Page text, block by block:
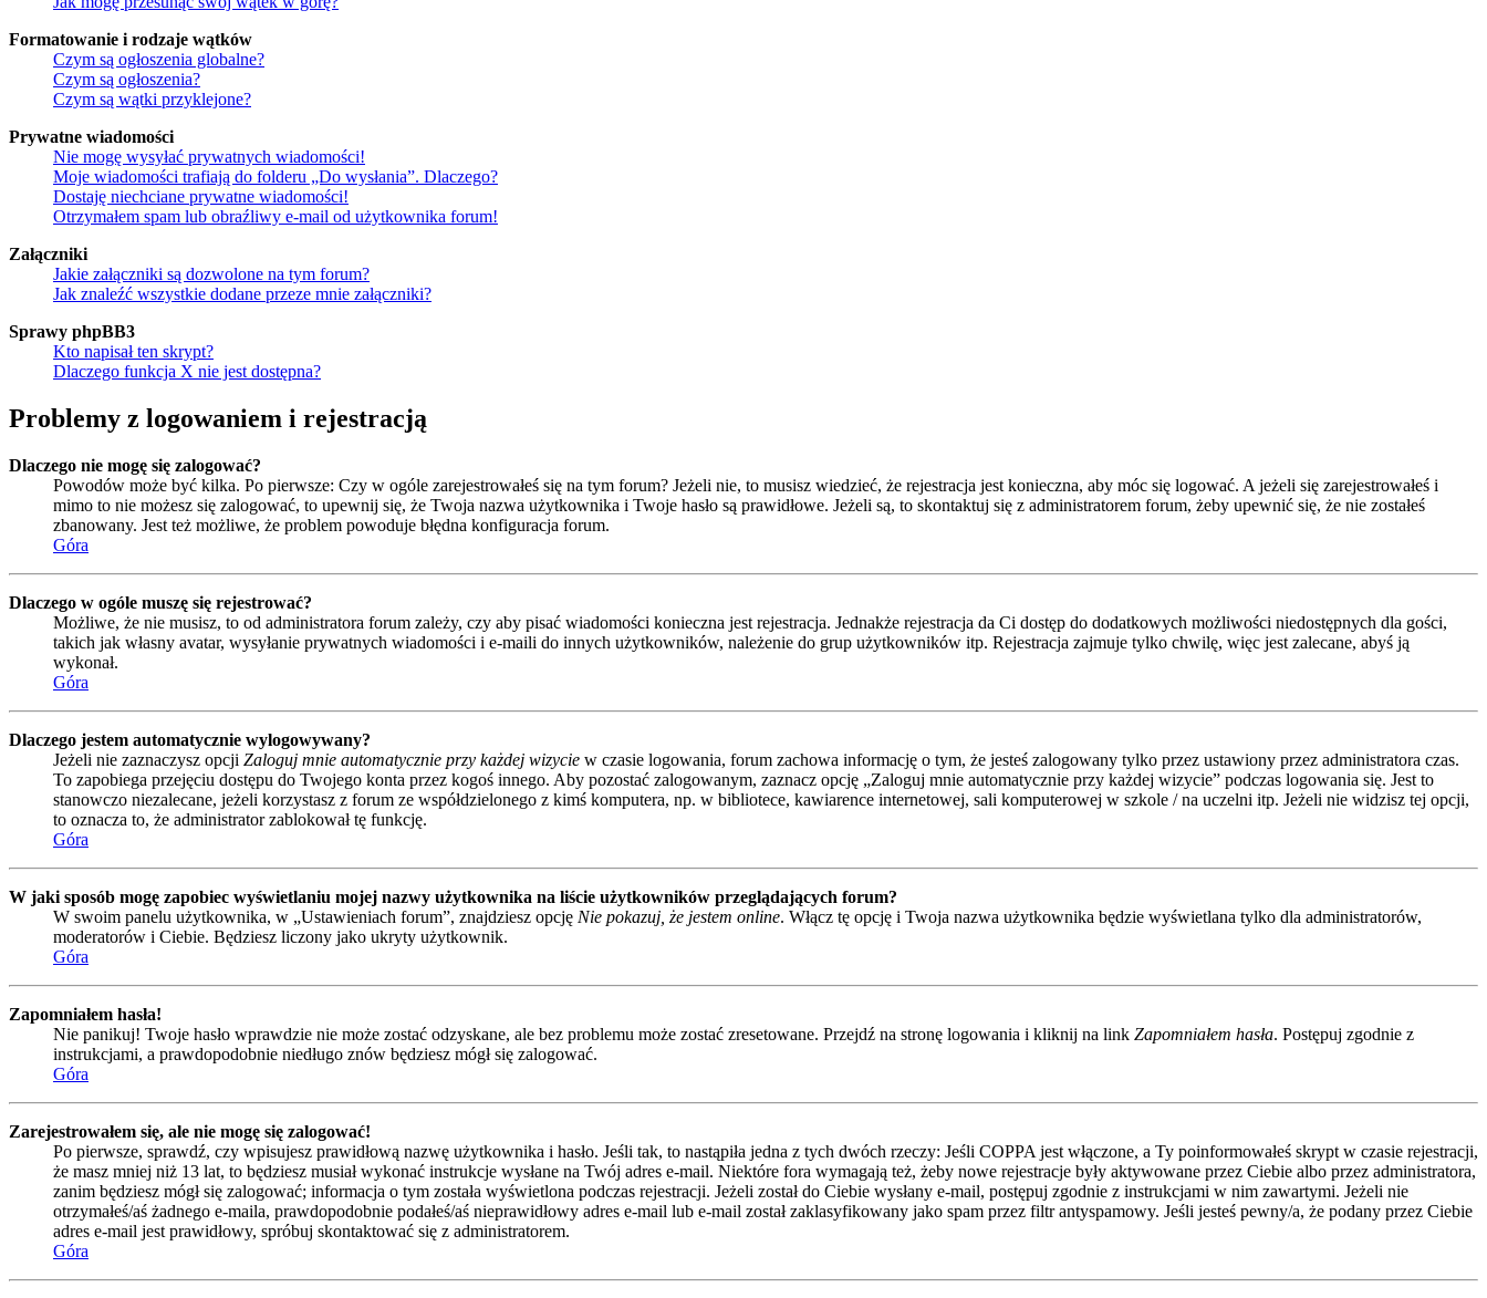
Formatowanie i rodzaje wątków
Czym są ogłoszenia globalne?
Czym są ogłoszenia?
Czym są wątki przyklejone?
Prywatne wiadomości
Nie mogę wysyłać prywatnych wiadomości!
Moje wiadomości trafiają do folderu „Do wysłania”. Dlaczego?
Dostaję niechciane prywatne wiadomości!
Otrzymałem spam lub obraźliwy e-mail od użytkownika forum!
Załączniki
Jakie załączniki są dozwolone na tym forum?
Jak znaleźć wszystkie dodane przeze mnie załączniki?
Sprawy phpBB3
Kto napisał ten skrypt?
Dlaczego funkcja X nie jest dostępna?
Problemy z logowaniem i rejestracją
Dlaczego nie mogę się zalogować?
Powodów może być kilka. Po pierwsze: Czy w ogóle zarejestrowałeś się na tym forum? Jeżeli nie, to musisz wiedzieć, że rejestracja jest konieczna, aby móc się logować. A jeżeli się zarejestrowałeś i
mimo to nie możesz się zalogować, to upewnij się, że Twoja nazwa użytkownika i Twoje hasło są prawidłowe. Jeżeli są, to skontaktuj się z administratorem forum, żeby upewnić się, że nie zostałeś
zbanowany. Jest też możliwe, że problem powoduje błędna konfiguracja forum.
Góra
Dlaczego w ogóle muszę się rejestrować?
Możliwe, że nie musisz, to od administratora forum zależy, czy aby pisać wiadomości konieczna jest rejestracja. Jednakże rejestracja da Ci dostęp do dodatkowych możliwości niedostępnych dla gości,
takich jak własny avatar, wysyłanie prywatnych wiadomości i e-maili do innych użytkowników, należenie do grup użytkowników itp. Rejestracja zajmuje tylko chwilę, więc jest zalecane, abyś ją
wykonał.
Góra
Dlaczego jestem automatycznie wylogowywany?
Jeżeli nie zaznaczysz opcji Zaloguj mnie automatycznie przy każdej wizycie w czasie logowania, forum zachowa informację o tym, że jesteś zalogowany tylko przez ustawiony przez administratora czas.
To zapobiega przejęciu dostępu do Twojego konta przez kogoś innego. Aby pozostać zalogowanym, zaznacz opcję „Zaloguj mnie automatycznie przy każdej wizycie” podczas logowania się. Jest to
stanowczo niezalecane, jeżeli korzystasz z forum ze współdzielonego z kimś komputera, np. w bibliotece, kawiarence internetowej, sali komputerowej w szkole / na uczelni itp. Jeżeli nie widzisz tej opcji,
to oznacza to, że administrator zablokował tę funkcję.
Góra
W jaki sposób mogę zapobiec wyświetlaniu mojej nazwy użytkownika na liście użytkowników przeglądających forum?
W swoim panelu użytkownika, w „Ustawieniach forum”, znajdziesz opcję Nie pokazuj, że jestem online. Włącz tę opcję i Twoja nazwa użytkownika będzie wyświetlana tylko dla administratorów,
moderatorów i Ciebie. Będziesz liczony jako ukryty użytkownik.
Góra
Zapomniałem hasła!
Nie panikuj! Twoje hasło wprawdzie nie może zostać odzyskane, ale bez problemu może zostać zresetowane. Przejdź na stronę logowania i kliknij na link Zapomniałem hasła. Postępuj zgodnie z
instrukcjami, a prawdopodobnie niedługo znów będziesz mógł się zalogować.
Góra
Zarejestrowałem się, ale nie mogę się zalogować!
Po pierwsze, sprawdź, czy wpisujesz prawidłową nazwę użytkownika i hasło. Jeśli tak, to nastąpiła jedna z tych dwóch rzeczy: Jeśli COPPA jest włączone, a Ty poinformowałeś skrypt w czasie rejestracji,
że masz mniej niż 13 lat, to będziesz musiał wykonać instrukcje wysłane na Twój adres e-mail. Niektóre fora wymagają też, żeby nowe rejestracje były aktywowane przez Ciebie albo przez administratora,
zanim będziesz mógł się zalogować; informacja o tym została wyświetlona podczas rejestracji. Jeżeli został do Ciebie wysłany e-mail, postępuj zgodnie z instrukcjami w nim zawartymi. Jeżeli nie
otrzymałeś/aś żadnego e-maila, prawdopodobnie podałeś/aś nieprawidłowy adres e-mail lub e-mail został zaklasyfikowany jako spam przez filtr antyspamowy. Jeśli jesteś pewny/a, że podany przez Ciebie
adres e-mail jest prawidłowy, spróbuj skontaktować się z administratorem.
Góra